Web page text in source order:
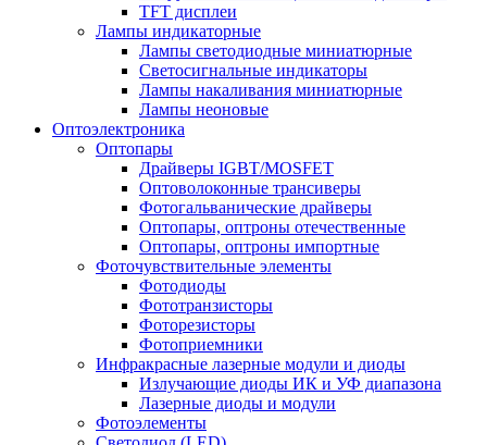
TFT дисплеи
Лампы индикаторные
Лампы светодиодные миниатюрные
Светосигнальные индикаторы
Лампы накаливания миниатюрные
Лампы неоновые
Оптоэлектроника
Оптопары
Драйверы IGBT/MOSFET
Оптоволоконные трансиверы
Фотогальванические драйверы
Оптопары, оптроны отечественные
Оптопары, оптроны импортные
Фоточувствительные элементы
Фотодиоды
Фототранзисторы
Фоторезисторы
Фотоприемники
Инфракрасные лазерные модули и диоды
Излучающие диоды ИК и УФ диапазона
Лазерные диоды и модули
Фотоэлементы